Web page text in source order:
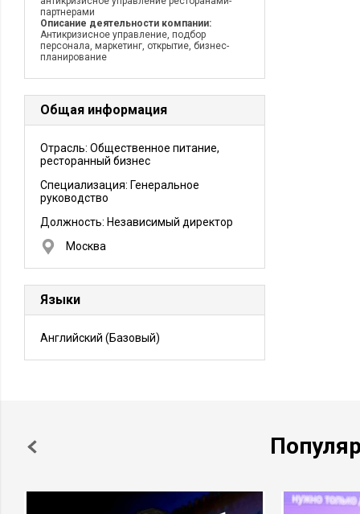
партнерами
Описание деятельности компании:
Антикризисное управление, подбор
персонала, маркетинг, открытие, бизнес-
планирование
Общая информация
Отрасль: Общественное питание,
ресторанный бизнес
Специализация: Генеральное
руководство
Должность: Независимый директор
Москва
Языки
Английский (Базовый)